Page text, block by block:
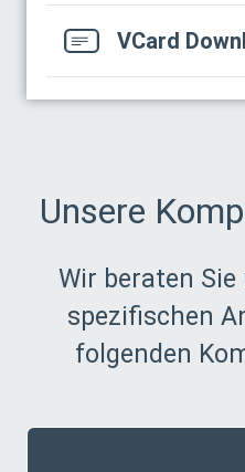
VCard
Unsere
Wir beraten
spezifischen
folgenden